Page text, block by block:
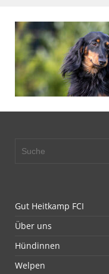
Gut Heitkamp FCI
Über uns
Hündinnen
Welpen